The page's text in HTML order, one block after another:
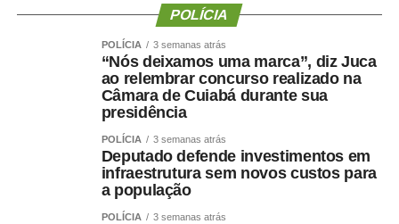
cumpra sua obrigação de implantar uma educação de
qualidade — disse o professor.
A coordenadora do Movimento Somos Todas
Professoras, Berta Lúcia Souza Lima, disse que quem
atua “no chão da creche” sabe da necessidade de mais
recursos para a educação infantil. Segundo ela, o desafio
do movimento é cobrar a implementação daLei 15.326,
, que reconhece os professores da educação
infantil como profissionais do magistério público.
POLÍCIA
POLÍCIA 3 semanas atrás
“Nós deixamos uma marca”, diz Juca
ao relembrar concurso realizado na
Câmara de Cuiabá durante sua
presidência
POLÍCIA 3 semanas atrás
Deputado defende investimentos em
infraestrutura sem novos custos para
a população
POLÍCIA 3 semanas atrás